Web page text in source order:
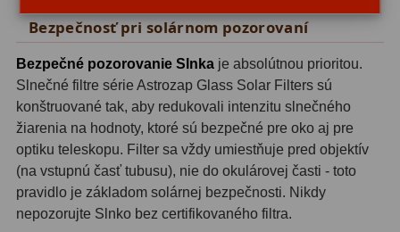
Fotografické montáže5
Statívy a piliere 3
Tubusové kruhy10
Motorové pohony13
Lišty8
Bezpečnosť pri solárnom pozorovaní
Bezpečné pozorovanie Slnka je absolútnou prioritou.
Slnečné filtre série Astrozap Glass Solar Filters sú
konštruované tak, aby redukovali intenzitu slnečného
žiarenia na hodnoty, ktoré sú bezpečné pre oko aj pre
optiku teleskopu. Filter sa vždy umiestňuje pred objektív
(na vstupnú časť tubusu), nie do okulárovej časti - toto
pravidlo je základom solárnej bezpečnosti. Nikdy
nepozorujte Slnko bez certifikovaného filtra.